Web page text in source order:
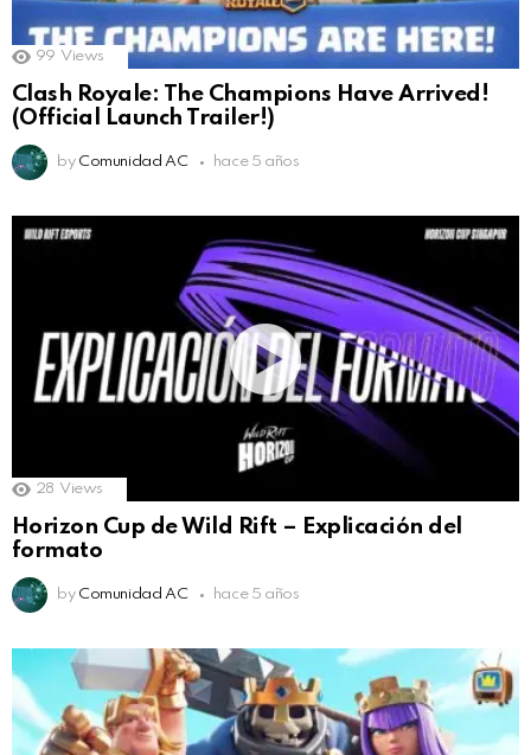
99 Views
Clash Royale: The Champions Have Arrived!
(Official Launch Trailer!)
by Comunidad AC hace 5 años
28 Views
Horizon Cup de Wild Rift – Explicación del
formato
by Comunidad AC hace 5 años